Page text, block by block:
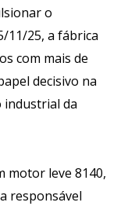
o
11/25, a fábrica
com mais de
decisivo na
industrial da
motor leve 8140,
responsável